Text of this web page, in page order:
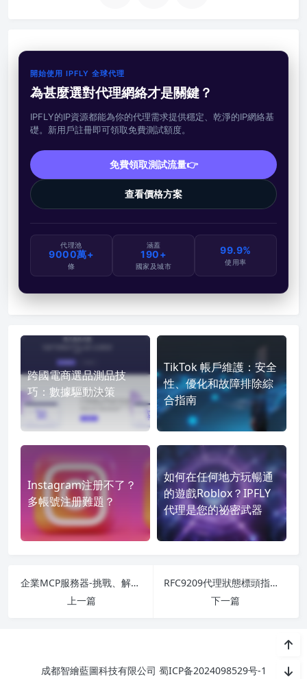
開始使用 IPFLY 全球代理
為甚麼選對代理網絡才是關鍵？
IPFLY的IP資源都能為你的代理需求提供穩定、乾淨的IP網絡基
礎。新用戶註冊即可領取免費測試額度。
免費領取測試流量👉
查看價格方案
代理池
9000萬+
條
涵蓋
190+
國家及城市
99.9%
使用率
跨國電商選品測品技
巧：數據驅動決策
TikTok 帳戶維護：安全
性、優化和故障排除綜
合指南
Instagram注册不了？
多帳號注册難題？
如何在任何地方玩暢通
的遊戲Roblox？IPFLY
代理是您的祕密武器
企業MCP服務器-挑戰、解決方案和IPFLY的代理驅動Web數據集成
上一篇
RFC9209代理狀態標頭指南2025-IPFLY代理簡化調試
下一篇
成都智繪藍圖科技有限公司 蜀ICP备2024098529号-1